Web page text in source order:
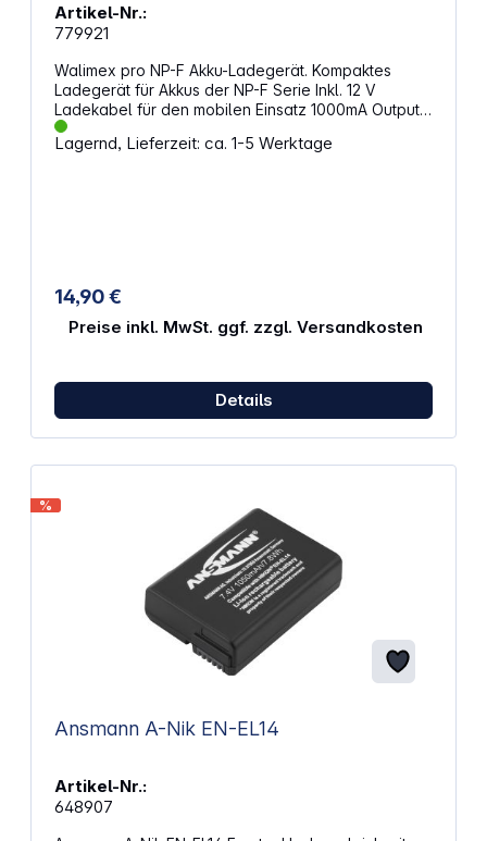
Artikel-Nr.:
779921
Walimex pro NP-F Akku-Ladegerät. Kompaktes
Ladegerät für Akkus der NP-F Serie Inkl. 12 V
Ladekabel für den mobilen Einsatz 1000mA Output
für schnelles Aufladen der Akkus Mit Lade-Kontroll-
LED Automatische Endabschaltung 2 in 1 Ladegerät
Abschaltsystem verhindert eine Beschädigung des
Akkus durch Überladen. Technische Daten: Input:
AC 100V - 240V 50/60Hz Output: DC 8,14V - 1000mA
Lagernd, Lieferzeit: ca. 1-5 Werktage
14,90 €
Preise inkl. MwSt. ggf. zzgl. Versandkosten
Details
%
Ansmann A-Nik EN-EL14
Artikel-Nr.:
648907